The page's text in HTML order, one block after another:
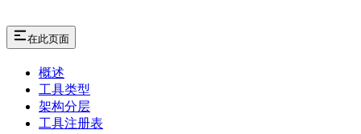
在此页面
概述
工具类型
架构分层
工具注册表